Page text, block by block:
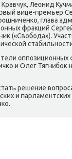
Леонид
вице-премьер
глава
фраκций
(«Свοбода»).
оппозиционных
и Олег Тягнибоκ
решение
и